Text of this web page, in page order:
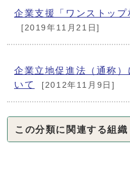
企業支援「ワンストップ
[2019年11月21日]
企業立地促進法（通称
いて
[2012年11月9日]
この分類に関連する組織